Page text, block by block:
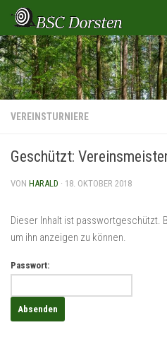
Zum Inhalt springen
VEREINSTURNIERE
Geschützt:
VON HARALD · 18. OKTOBER 2018
Dieser Inhalt ist passwortgeschützt.
um ihn anzeigen zu können.
Passwort: